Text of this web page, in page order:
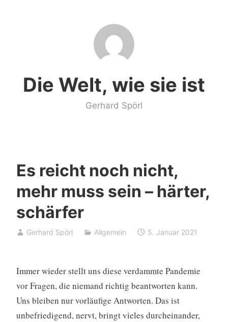
Die Welt, wie sie ist
Gerhard Spörl
Es reicht noch nicht,
mehr muss sein – härter,
schärfer
Gerhard Spörl Allgemein 5. Januar 2021
Immer wieder stellt uns diese verdammte Pandemie
vor Fragen, die niemand richtig beantworten kann.
Uns bleiben nur vorläufige Antworten. Das ist
unbefriedigend, nervt, bringt vieles durcheinander,